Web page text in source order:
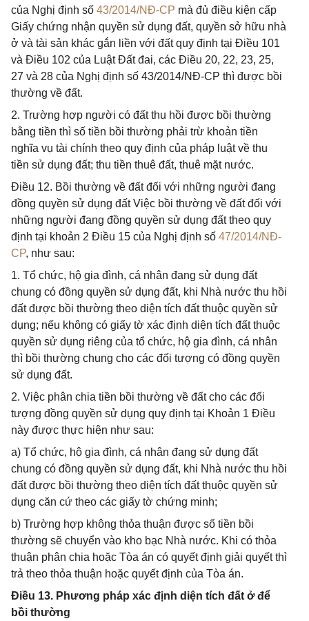
của Nghị định số 43/2014/NĐ-CP mà đủ điều kiện cấp
Giấy chứng nhận quyền sử dụng đất, quyền sở hữu nhà
ở và tài sản khác gắn liền với đất quy định tại Điều 101
và Điều 102 của Luật Đất đai, các Điều 20, 22, 23, 25,
27 và 28 của Nghị định số 43/2014/NĐ-CP thì được bồi
thường về đất.
2. Trường hợp người có đất thu hồi được bồi thường
bằng tiền thì số tiền bồi thường phải trừ khoản tiền
nghĩa vụ tài chính theo quy định của pháp luật về thu
tiền sử dụng đất; thu tiền thuê đất, thuê mặt nước.
Điều 12. Bồi thường về đất đối với những người đang
đồng quyền sử dụng đất Việc bồi thường về đất đối với
những người đang đồng quyền sử dụng đất theo quy
định tại khoản 2 Điều 15 của Nghị định số 47/2014/NĐ-
CP, như sau:
1. Tổ chức, hộ gia đình, cá nhân đang sử dụng đất
chung có đồng quyền sử dụng đất, khi Nhà nước thu hồi
đất được bồi thường theo diện tích đất thuộc quyền sử
dụng; nếu không có giấy tờ xác định diện tích đất thuộc
quyền sử dụng riêng của tổ chức, hộ gia đình, cá nhân
thì bồi thường chung cho các đối tượng có đồng quyền
sử dụng đất.
2. Việc phân chia tiền bồi thường về đất cho các đối
tượng đồng quyền sử dụng quy định tại Khoản 1 Điều
này được thực hiện như sau:
a) Tổ chức, hộ gia đình, cá nhân đang sử dụng đất
chung có đồng quyền sử dụng đất, khi Nhà nước thu hồi
đất được bồi thường theo diện tích đất thuộc quyền sử
dụng căn cứ theo các giấy tờ chứng minh;
b) Trường hợp không thỏa thuận được số tiền bồi
thường sẽ chuyển vào kho bạc Nhà nước. Khi có thỏa
thuận phân chia hoặc Tòa án có quyết định giải quyết thì
trả theo thỏa thuận hoặc quyết định của Tòa án.
Điều 13. Phương pháp xác định diện tích đất ở để
bồi thường